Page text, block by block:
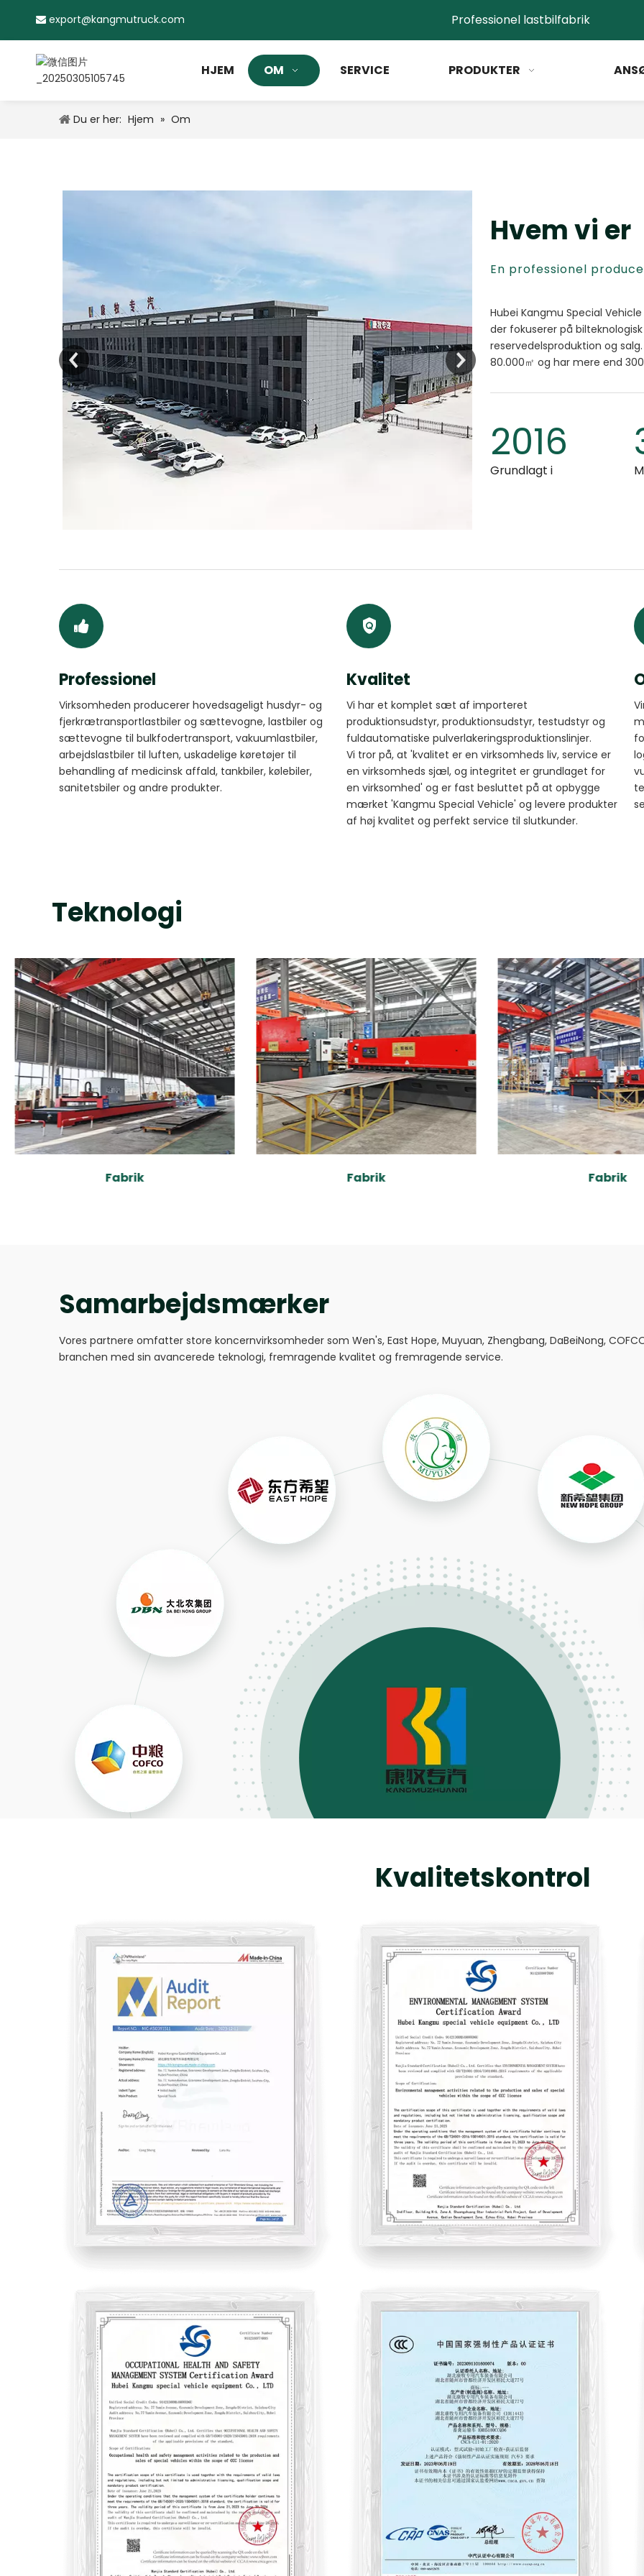
 export@kangmutruck.com Professionel lastbilfabrik
HJEM OM SERVICE PRODUKTER
Du er her: Hjem » Om
Hvem vi er
En professionel
Hubei Kangmu Special
der fokuserer på
reservedelsproduktion og
80.000㎡ og har mere end
2016
Grundlagt i
Professionel
Virksomheden producerer hovedsageligt husdyr- og
fjerkrætransportlastbiler og sættevogne, lastbiler og
sættevogne til bulkfodertransport, vakuumlastbiler,
arbejdslastbiler til luften, uskadelige køretøjer til
behandling af medicinsk affald, tankbiler, kølebiler,
sanitetsbiler og andre produkter.
Kvalitet
Vi har et komplet sæt af importeret
produktionsudstyr, produktionsudstyr, testudstyr og
fuldautomatiske pulverlakeringsproduktionslinjer.
Vi tror på, at 'kvalitet er en virksomheds liv, service er
en virksomheds sjæl, og integritet er grundlaget for
en virksomhed' og er fast besluttet på at opbygge
mærket 'Kangmu Special Vehicle' og levere produkter
af høj kvalitet og perfekt service til slutkunder.
Teknologi
Fabrik Fabrik Fabrik
Samarbejdsmærker
Vores partnere omfatter store koncernvirksomheder som Wen's, East Hope, Muyuan, Zhengbang, DaBeiNong,
branchen med sin avancerede teknologi, fremragende kvalitet og fremragende service.
Kvalitetskontrol